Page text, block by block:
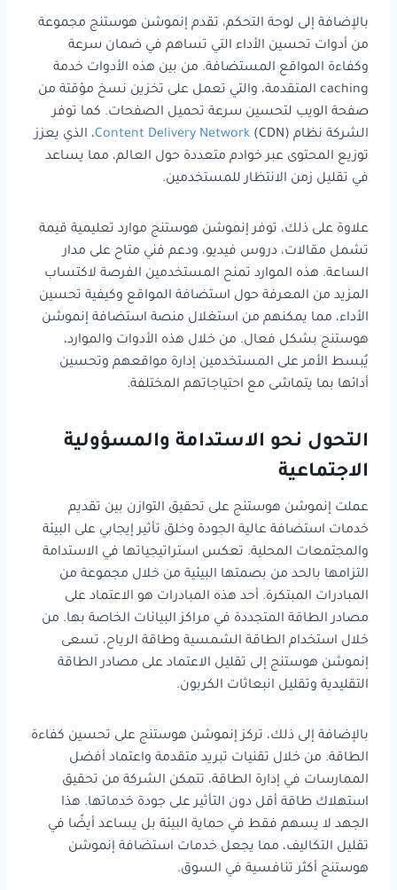
بالإضافة إلى لوحة التحكم، تقدم إنموشن هوستنج مجموعة
من أدوات تحسين الأداء التي تساهم في ضمان سرعة
وكفاءة المواقع المستضافة. من بين هذه الأدوات خدمة
caching المتقدمة، والتي تعمل على تخزين نسخ مؤقتة من
صفحة الويب لتحسين سرعة تحميل الصفحات. كما توفر
الشركة نظام
Content Delivery Network(CDN)، الذي يعزز
توزيع المحتوى عبر خوادم متعددة حول العالم، مما يساعد
في تقليل زمن الانتظار للمستخدمين.
علاوة على ذلك، توفر إنموشن هوستنج موارد تعليمية قيمة
تشمل مقالات، دروس فيديو، ودعم فني متاح على مدار
الساعة. هذه الموارد تمنح المستخدمين الفرصة لاكتساب
المزيد من المعرفة حول استضافة المواقع وكيفية تحسين
الأداء، مما يمكنهم من استغلال منصة استضافة إنموشن
هوستنج بشكل فعال. من خلال هذه الأدوات والموارد،
يُبسط الأمر على المستخدمين إدارة مواقعهم وتحسين
أدائها بما يتماشى مع احتياجاتهم المختلفة.
التحول نحو الاستدامة والمسؤولية
الاجتماعية
عملت إنموشن هوستنج على تحقيق التوازن بين تقديم
خدمات استضافة عالية الجودة وخلق تأثير إيجابي على البيئة
والمجتمعات المحلية. تعكس استراتيجياتها في الاستدامة
التزامها بالحد من بصمتها البيئية من خلال مجموعة من
المبادرات المبتكرة. أحد هذه المبادرات هو الاعتماد على
مصادر الطاقة المتجددة في مراكز البيانات الخاصة بها. من
خلال استخدام الطاقة الشمسية وطاقة الرياح، تسعى
إنموشن هوستنج إلى تقليل الاعتماد على مصادر الطاقة
التقليدية وتقليل انبعاثات الكربون.
بالإضافة إلى ذلك، تركز إنموشن هوستنج على تحسين كفاءة
الطاقة. من خلال تقنيات تبريد متقدمة واعتماد أفضل
الممارسات في إدارة الطاقة، تتمكن الشركة من تحقيق
استهلاك طاقة أقل دون التأثير على جودة خدماتها. هذا
الجهد لا يسهم فقط في حماية البيئة بل يساعد أيضًا في
تقليل التكاليف، مما يجعل خدمات استضافة إنموشن
هوستنج أكثر تنافسية في السوق.